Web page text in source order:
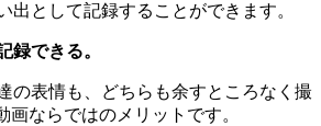
出として記録することができます。
できる。
の表情も、どちらも余すところなく撮
画ならではのメリットです。